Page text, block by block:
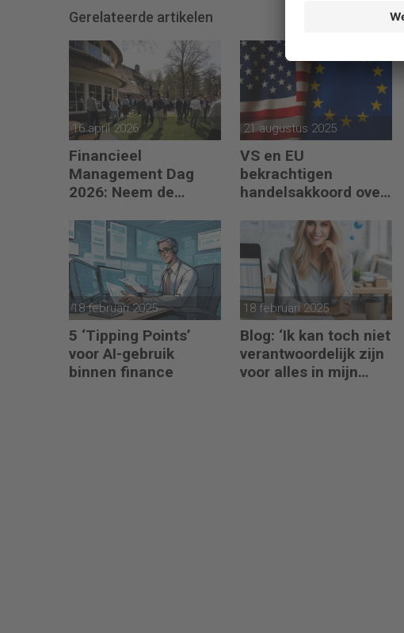
Gerelateerde artikelen
16 april 2026
Financieel
Management Dag
2026: Neem de
hand
21 augustus 2025
VS en EU
bekrachtigen
handelsakkoord over
18 februari 2025
5 ‘Tipping Points’
voor AI-gebruik
binnen finance
18 februari 2025
Blog: ‘Ik kan toch niet
verantwoordelijk zijn
voor alles in mijn